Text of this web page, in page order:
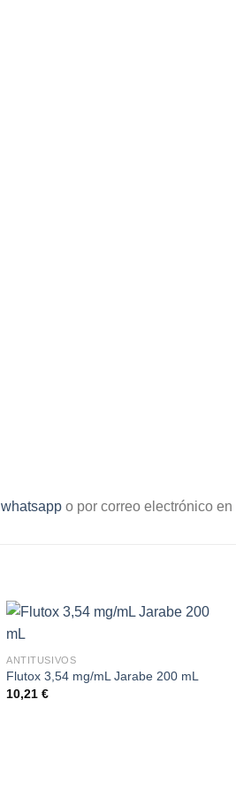
whatsapp o por correo electrónico en
ANTITUSIVOS
Flutox 3,54 mg/mL Jarabe 200 mL
10,21€